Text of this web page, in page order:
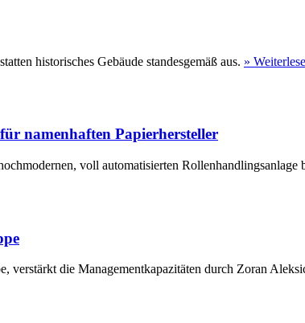
historisches Gebäude standesgemäß aus. »
namenhaften Papierhersteller
voll automatisierten Rollenhandlingsanlage
verstärkt die Managementkapazitäten durch Zoran